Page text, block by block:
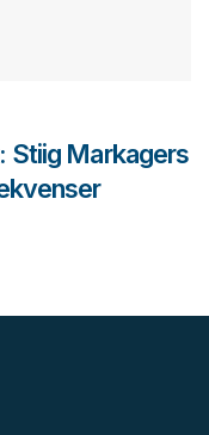
Markagers